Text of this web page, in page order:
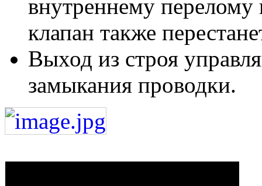
внутреннему перелому
клапан также
Выход из строя
замыкания проводки.